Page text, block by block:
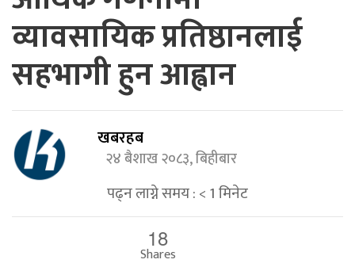
व्यावसायिक प्रतिष्ठानलाई
सहभागी हुन आह्वान
खबरहब
२४ बैशाख २०८३, बिहीबार
पढ्न लाग्ने समय :< 1मिनेट
18
Shares